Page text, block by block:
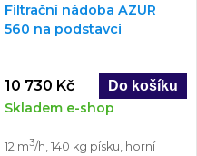
Filtrační nádoba AZUR
560 na podstavci
10 730 Kč
Skladem e-shop
12 m3/h, 140 kg písku, horní